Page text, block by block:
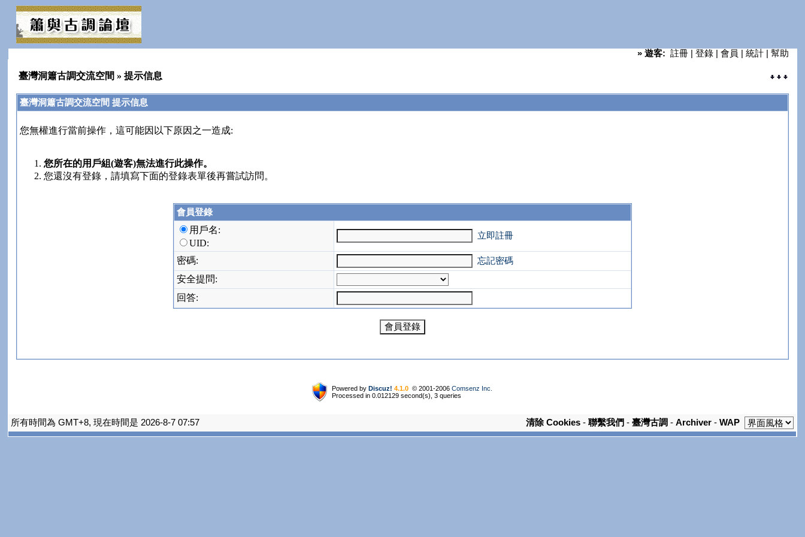
» 遊客: 註冊 | 登錄 | 會員 | 統計 | 幫助
臺灣洞簫古調交流空間 » 提示信息
臺灣洞簫古調交流空間 提示信息
您無權進行當前操作，這可能因以下原因之一造成:
您所在的用戶組(遊客)無法進行此操作。
您還沒有登錄，請填寫下面的登錄表單後再嘗試訪問。
會員登錄
用戶名:
UID:
立即註冊
密碼:
忘記密碼
安全提問:
回答:
Powered byDiscuz! 4.1.0 © 2001-2006Comsenz Inc.
Processed in 0.012129 second(s), 3 queries
所有時間為 GMT+8, 現在時間是 2026-8-7 07:57 清除 Cookies -聯繫我們 -臺灣古調 -Archiver -WAP